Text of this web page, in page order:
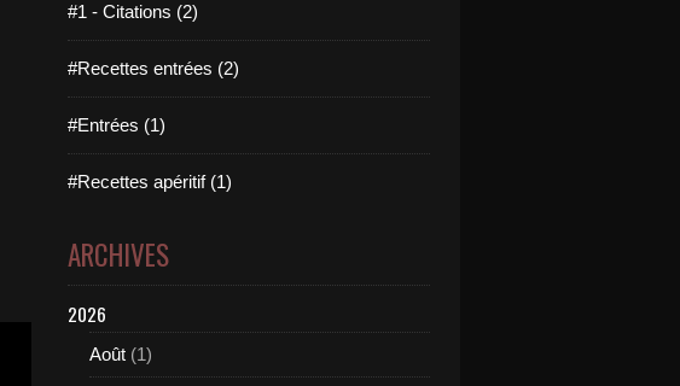
#1 - Citations (2)
#Recettes entrées (2)
#Entrées (1)
#Recettes apéritif (1)
ARCHIVES
2026
Août (1)